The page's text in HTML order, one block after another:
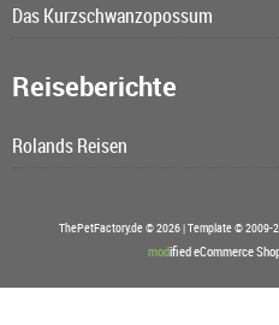
Das Kurzschwanzopossum
Reiseberichte
Rolands Reisen
ThePetFactory.de © 2026 | Template © 2009-
modified eCommerce